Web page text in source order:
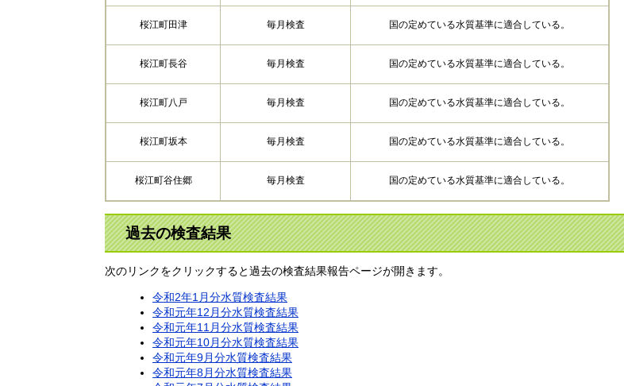
桜江町田津 毎月検査 国の定めている水質基準に適合している。
桜江町長谷 毎月検査 国の定めている水質基準に適合している。
桜江町八戸 毎月検査 国の定めている水質基準に適合している。
桜江町坂本 毎月検査 国の定めている水質基準に適合している。
桜江町谷住郷 毎月検査 国の定めている水質基準に適合している。
過去の検査結果
次のリンクをクリックすると過去の検査結果報告ページが開きます。
令和2年1月分水質検査結果
令和元年12月分水質検査結果
令和元年11月分水質検査結果
令和元年10月分水質検査結果
令和元年9月分水質検査結果
令和元年8月分水質検査結果